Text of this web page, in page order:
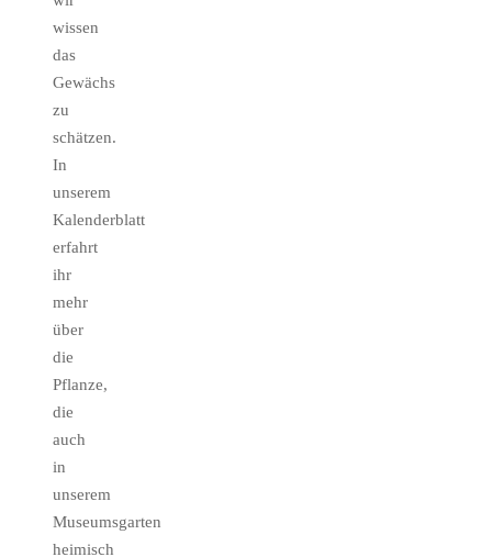
wissen
das
Gewächs
zu
schätzen.
In
unserem
Kalenderblatt
erfahrt
ihr
mehr
über
die
Pflanze,
die
auch
in
unserem
Museumsgarten
heimisch